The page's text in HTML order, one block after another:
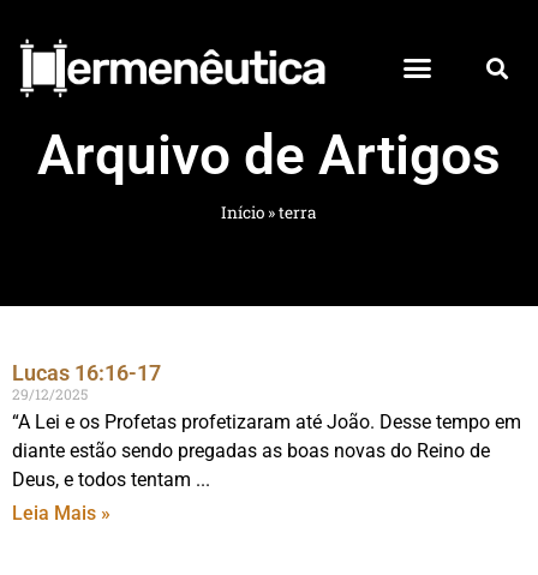
Arquivo de Artigos
Início »terra
Lucas 16:16-17
29/12/2025
“A Lei e os Profetas profetizaram até João. Desse tempo em
diante estão sendo pregadas as boas novas do Reino de
Deus, e todos tentam
Leia Mais »